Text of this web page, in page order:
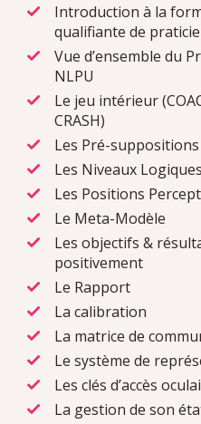
Introduction à la
qualifiante de
Vue d’ensemble du
NLPU
Le jeu intérieur
CRASH)
Les Pré-
Les Niveaux Logiques
Les Positions
Le Meta-Modèle
Les objectifs &
positivement
Le Rapport
La calibration
La matrice de
Le système de
Les clés d’accès
La gestion de son